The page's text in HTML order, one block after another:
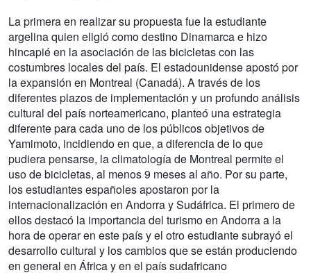
La primera en realizar su propuesta fue la estudiante
argelina quien eligió como destino Dinamarca e hizo
hincapié en la asociación de las bicicletas con las
costumbres locales del país. El estadounidense apostó por
la expansión en Montreal (Canadá). A través de los
diferentes plazos de implementación y un profundo análisis
cultural del país norteamericano, planteó una estrategia
diferente para cada uno de los públicos objetivos de
Yamimoto, incidiendo en que, a diferencia de lo que
pudiera pensarse, la climatología de Montreal permite el
uso de bicicletas, al menos 9 meses al año. Por su parte,
los estudiantes españoles apostaron por la
internacionalización en Andorra y Sudáfrica. El primero de
ellos destacó la importancia del turismo en Andorra a la
hora de operar en este país y el otro estudiante subrayó el
desarrollo cultural y los cambios que se están produciendo
en general en África y en el país sudafricano